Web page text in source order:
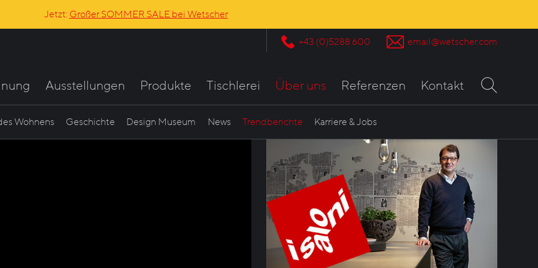
Jetzt: Großer SOMMER SALE bei Wetscher
+43 (0)5288 600 email@wetscher.com
Ausstellungen Produkte Tischlerei Über uns Referenzen Kontakt
Wohnens Geschichte Design Museum News Trendberichte Karriere & Jobs